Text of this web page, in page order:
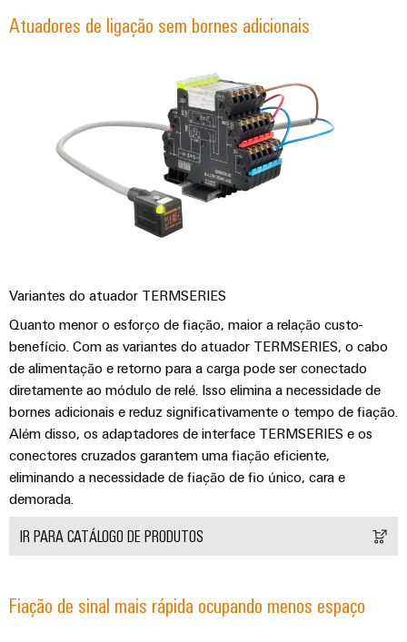
Atuadores de ligação sem bornes adicionais
Variantes do atuador TERMSERIES
Quanto menor o esforço de fiação, maior a relação custo-
benefício. Com as variantes do atuador TERMSERIES, o cabo
de alimentação e retorno para a carga pode ser conectado
diretamente ao módulo de relé. Isso elimina a necessidade de
bornes adicionais e reduz significativamente o tempo de fiação.
Além disso, os adaptadores de interface TERMSERIES e os
conectores cruzados garantem uma fiação eficiente,
eliminando a necessidade de fiação de fio único, cara e
demorada.
IR PARA CATÁLOGO DE PRODUTOS
Fiação de sinal mais rápida ocupando menos espaço